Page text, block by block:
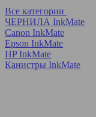
Все категории
ЧЕРНИЛА InkMate
Canon InkMate
Epson InkMate
HP InkMate
Канистры InkMate